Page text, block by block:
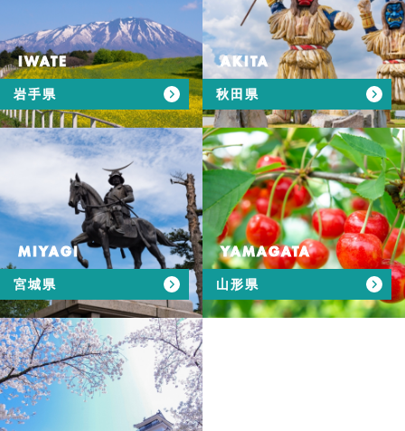
IWATE
岩手県
AKITA
秋田県
MIYAGI
宮城県
YAMAGATA
山形県